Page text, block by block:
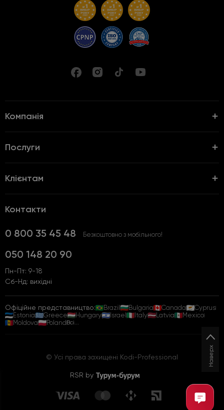
Компанія
Послуги
Клієнтам
Контакти
0 800 35 45 48 Безкоштовно з мобільного!
050 148 20 90
Пн-Пт: 9-18
Сб-Нд: вихідні
Офіційне представництво: Brazil Bulgaria Canada
Cyprus
Estonia
Greece Hungary Israel Italy Latvia
Mexico
Moldova
PolandВсі...
© Усі права захищені Kodi-Professional
RSR by
Наверх